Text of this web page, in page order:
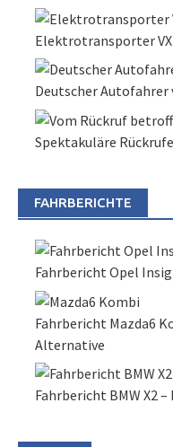
Elektrotransporter
Deutscher
Spektakuläre
FAHRBERICHTE
Fahrbericht Opel
Fahrbericht Mazda6
Alternative
Fahrbericht BMW X2